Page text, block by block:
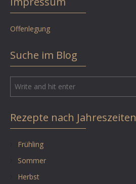
Offenlegung
Suche im Blog
Rezepte nach Jahreszeiten
Frühling
Sommer
Herbst